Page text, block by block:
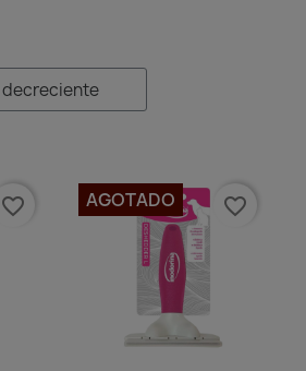
favorite_border AGOTADO favorite_border